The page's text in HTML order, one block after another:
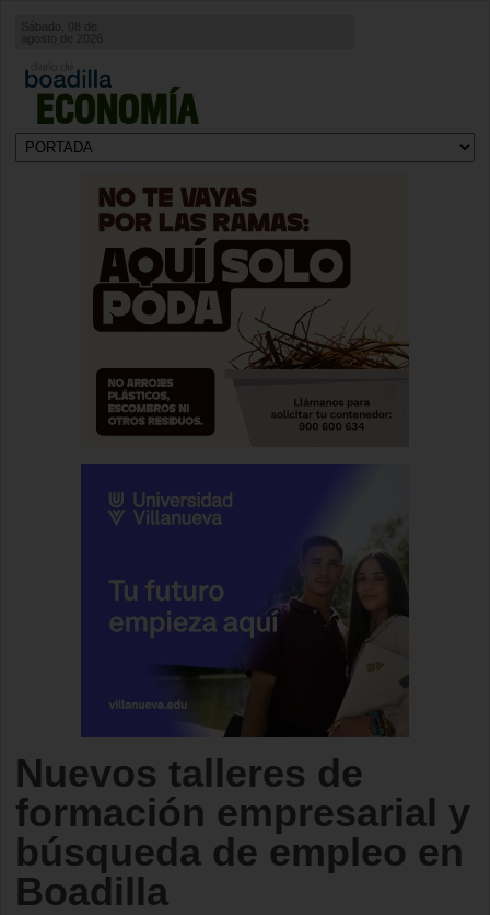
ECONOMÍA
Sábado, 08 de
agosto de 2026
Nuevos talleres de
formación empresarial y
búsqueda de empleo en
Boadilla